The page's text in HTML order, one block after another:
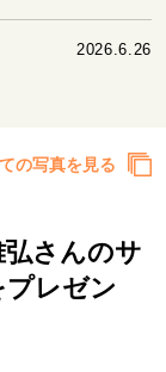
の挫折と原点2026.6.26
の写真を見る
弘さんのサ
レゼン